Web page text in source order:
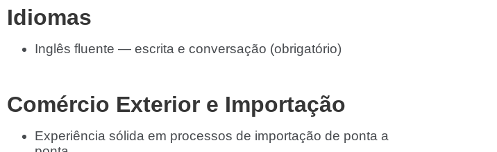
Idiomas
Inglês fluente — escrita e conversação (obrigatório)
Comércio Exterior e Importação
Experiência sólida em processos de importação de ponta a